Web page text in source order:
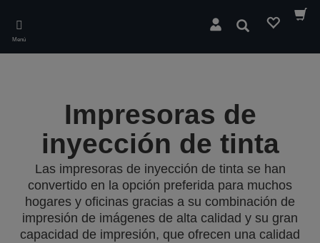
main
content
Menú
Buscar
Impresoras de
inyección de tinta
Las impresoras de inyección de tinta se han
convertido en la opción preferida para muchos
hogares y oficinas gracias a su combinación de
impresión de imágenes de alta calidad y su gran
capacidad de impresión, que ofrecen una calidad